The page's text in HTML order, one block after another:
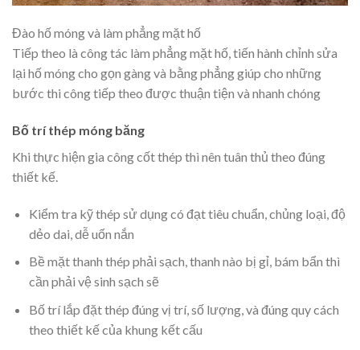
Đào hố móng và làm phẳng mặt hố
Tiếp theo là công tác làm phẳng mặt hố, tiến hành chỉnh sửa
lại hố móng cho gọn gàng và bằng phẳng giúp cho những
bước thi công tiếp theo được thuận tiện và nhanh chóng
Bố trí thép móng băng
Khi thực hiện gia công cốt thép thì nên tuân thủ theo đúng
thiết kế.
Kiểm tra kỹ thép sử dụng có đạt tiêu chuẩn, chủng loại, độ
dẻo dai, dễ uốn nắn
Bề mặt thanh thép phải sạch, thanh nào bị gỉ, bám bẩn thì
cần phải vệ sinh sạch sẽ
Bố trí lắp đặt thép đúng vị trí, số lượng, và đúng quy cách
theo thiết kế của khung kết cấu